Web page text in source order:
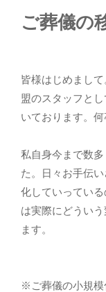
ご葬儀の
皆様はじめまし
盟のスタッフと
いております。何
私自身今まで数
た。日々お手伝
化していってい
は実際にどうい
ます。
※ご葬儀の小規模